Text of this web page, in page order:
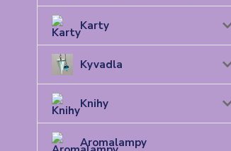
Karty
Kyvadla
Knihy
Aromalampy